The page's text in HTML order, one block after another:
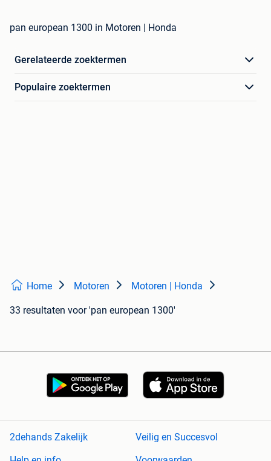
pan european 1300 in Motoren | Honda
Gerelateerde zoektermen
Populaire zoektermen
Home Motoren Motoren | Honda
33 resultaten voor 'pan european 1300'
2dehands Zakelijk
Veilig en Succesvol